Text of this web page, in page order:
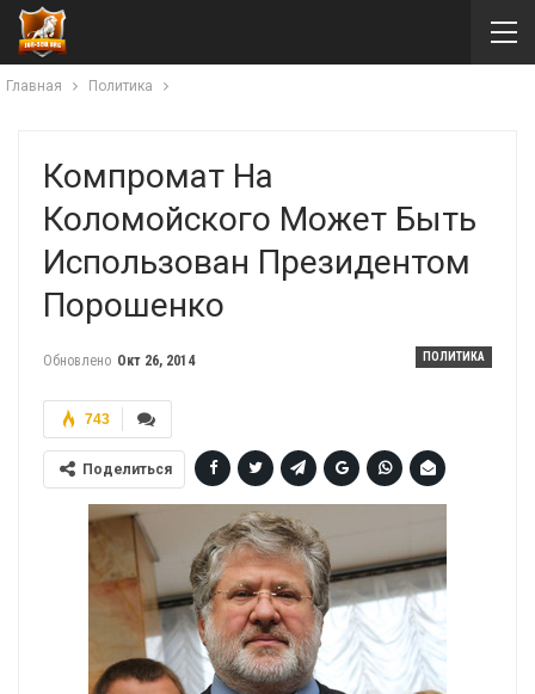
Главная Политика
Компромат На
Коломойского Может Быть
Использован Президентом
Порошенко
ПОЛИТИКА
Обновлено Окт 26, 2014
743
Поделиться